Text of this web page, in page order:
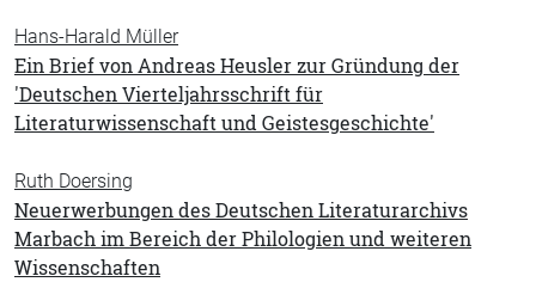
Hans-Harald Müller
Ein Brief von Andreas Heusler zur Gründung der
'Deutschen Vierteljahrsschrift für
Literaturwissenschaft und Geistesgeschichte'
Ruth Doersing
Neuerwerbungen des Deutschen Literaturarchivs
Marbach im Bereich der Philologien und weiteren
Wissenschaften